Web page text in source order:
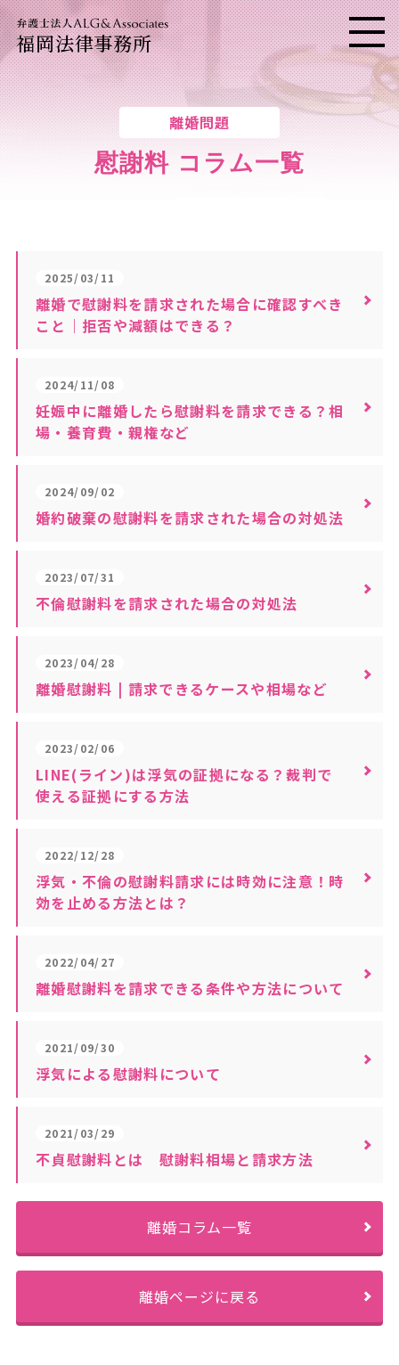
福岡法律事務所 メニ
離婚問題
慰謝料 コラム一覧
2025/03/11
離婚で慰謝料を請求された場合に確認すべき
こと｜拒否や減額はできる？
2024/11/08
妊娠中に離婚したら慰謝料を請求できる？相
場・養育費・親権など
2024/09/02
婚約破棄の慰謝料を請求された場合の対処法
2023/07/31
不倫慰謝料を請求された場合の対処法
2023/04/28
離婚慰謝料 | 請求できるケースや相場など
2023/02/06
LINE(ライン)は浮気の証拠になる？裁判で
使える証拠にする方法
2022/12/28
浮気・不倫の慰謝料請求には時効に注意！時
効を止める方法とは？
2022/04/27
離婚慰謝料を請求できる条件や方法について
2021/09/30
浮気による慰謝料について
2021/03/29
不貞慰謝料とは 慰謝料相場と請求方法
離婚コラム一覧
離婚ページに戻る